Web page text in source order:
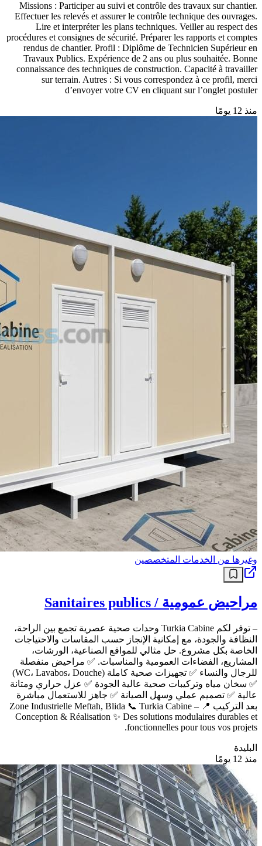
Missions : Participer au suivi et contrôle des travaux sur chantier.
Effectuer les relevés et assurer le contrôle technique des ouvrages.
Lire et interpréter les plans techniques. Veiller au respect des
procédures et consignes de sécurité. Préparer les rapports et comptes
rendus de chantier. Profil : Diplôme de Technicien Supérieur en
Travaux Publics. Expérience de 2 ans ou plus souhaitée. Bonne
connaissance des techniques de construction. Capacité à travailler
sur terrain. Autres : Si vous correspondez à ce profil, merci
d’envoyer votre CV en cliquant sur l’onglet postuler
منذ 12 يومًا
وغيرها من الخدمات المتخصصين
مراحيض عمومية / Sanitaires publics
– توفر لكم Turkia Cabine وحدات صحية عصرية تجمع بين الراحة،
النظافة والجودة، مع إمكانية الإنجاز حسب المقاسات والاحتياجات
الخاصة بكل مشروع. حل مثالي للمواقع الصناعية، الورشات،
المشاريع، الفضاءات العمومية والمناسبات. ✅ مراحيض منفصلة
للرجال والنساء ✅ تجهيزات صحية كاملة (WC، Lavabos، Douche)
✅ سخان مياه وتركيبات صحية عالية الجودة ✅ عزل حراري ومتانة
عالية ✅ تصميم عملي وسهل الصيانة ✅ جاهز للاستعمال مباشرة
بعد التركيب 📍 Zone Industrielle Meftah, Blida 📞 Turkia Cabine –
Conception & Réalisation ✨ Des solutions modulaires durables et
fonctionnelles pour tous vos projets.
البليدة
منذ 12 يومًا